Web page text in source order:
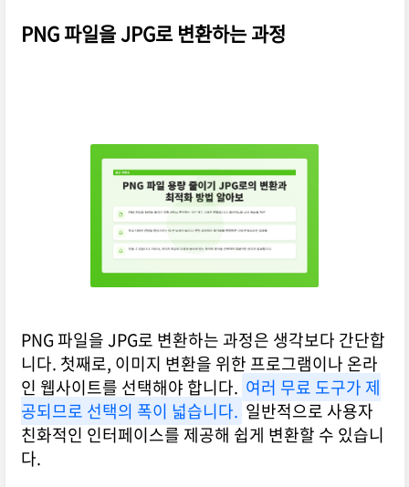
PNG 파일을 JPG로 변환하는 과정
PNG 파일을 JPG로 변환하는 과정은 생각보다 간단합
니다. 첫째로, 이미지 변환을 위한 프로그램이나 온라
인 웹사이트를 선택해야 합니다. 여러 무료 도구가 제
공되므로 선택의 폭이 넓습니다. 일반적으로 사용자
친화적인 인터페이스를 제공해 쉽게 변환할 수 있습니
다.